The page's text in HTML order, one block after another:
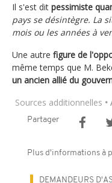
Il s'est dit pessimiste
pays se désintègre. La
mois ou les années à
Une autre figure de
même temps que M.
un ancien allié du
Sources additionnelles •
Partager
Plus d'informations à
DEMANDEURS